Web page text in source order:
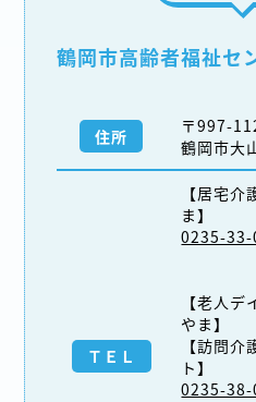
鶴岡市高齢者福祉セ
住所
〒997-
鶴岡市大
ＴＥＬ
【居宅
ま】
0235-33-
【老人
やま】
【訪問
ト】
0235-38-